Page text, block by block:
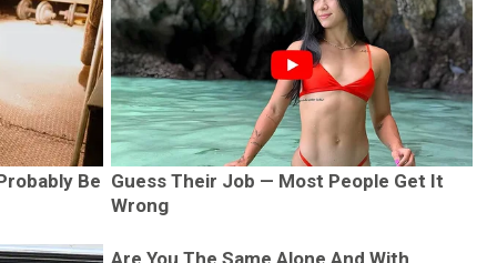
Be Guess Their Job — Most People Get It
Wrong